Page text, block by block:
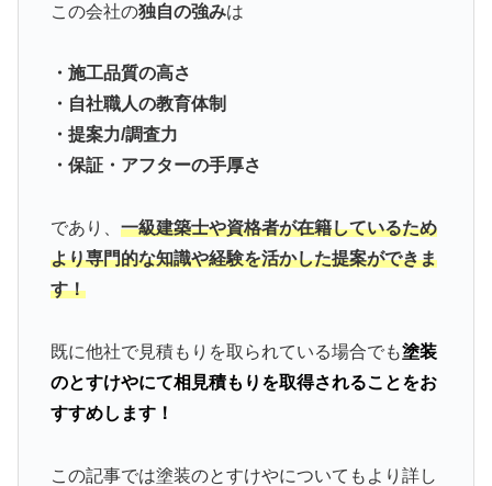
この会社の独自の強みは
・施工品質の高さ
・自社職人の教育体制
・提案力/調査力
・保証・アフターの手厚さ
であり、 一級建築士や資格者が在籍しているため
より専門的な知識や経験を活かした提案ができま
す！
既に他社で見積もりを取られている場合でも塗装
のとすけやにて相見積もりを取得されることをお
すすめします！
この記事では塗装のとすけやについてもより詳し